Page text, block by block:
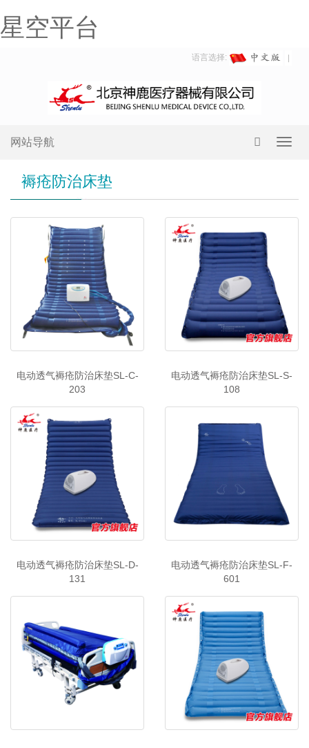
星空平台
语言选择:
网站导航
褥疮防治床垫
电动透气褥疮防治床垫SL-C-
203
电动透气褥疮防治床垫SL-S-
108
电动透气褥疮防治床垫SL-D-
131
电动透气褥疮防治床垫SL-F-
601